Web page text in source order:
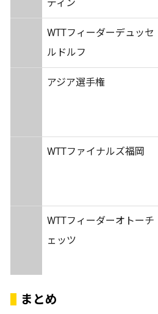
ディン
WTTフィーダーデュッセ
ルドルフ
アジア選手権
WTTファイナルズ福岡
WTTフィーダーオトーチ
ェッツ
まとめ